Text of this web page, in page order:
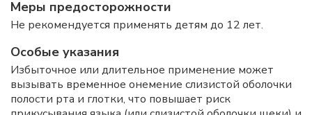
Меры предосторожности
Не рекомендуется применять детям до 12 лет.
Особые указания
Избыточное или длительное применение может
вызывать временное онемение слизистой оболочки
полости рта и глотки, что повышает риск